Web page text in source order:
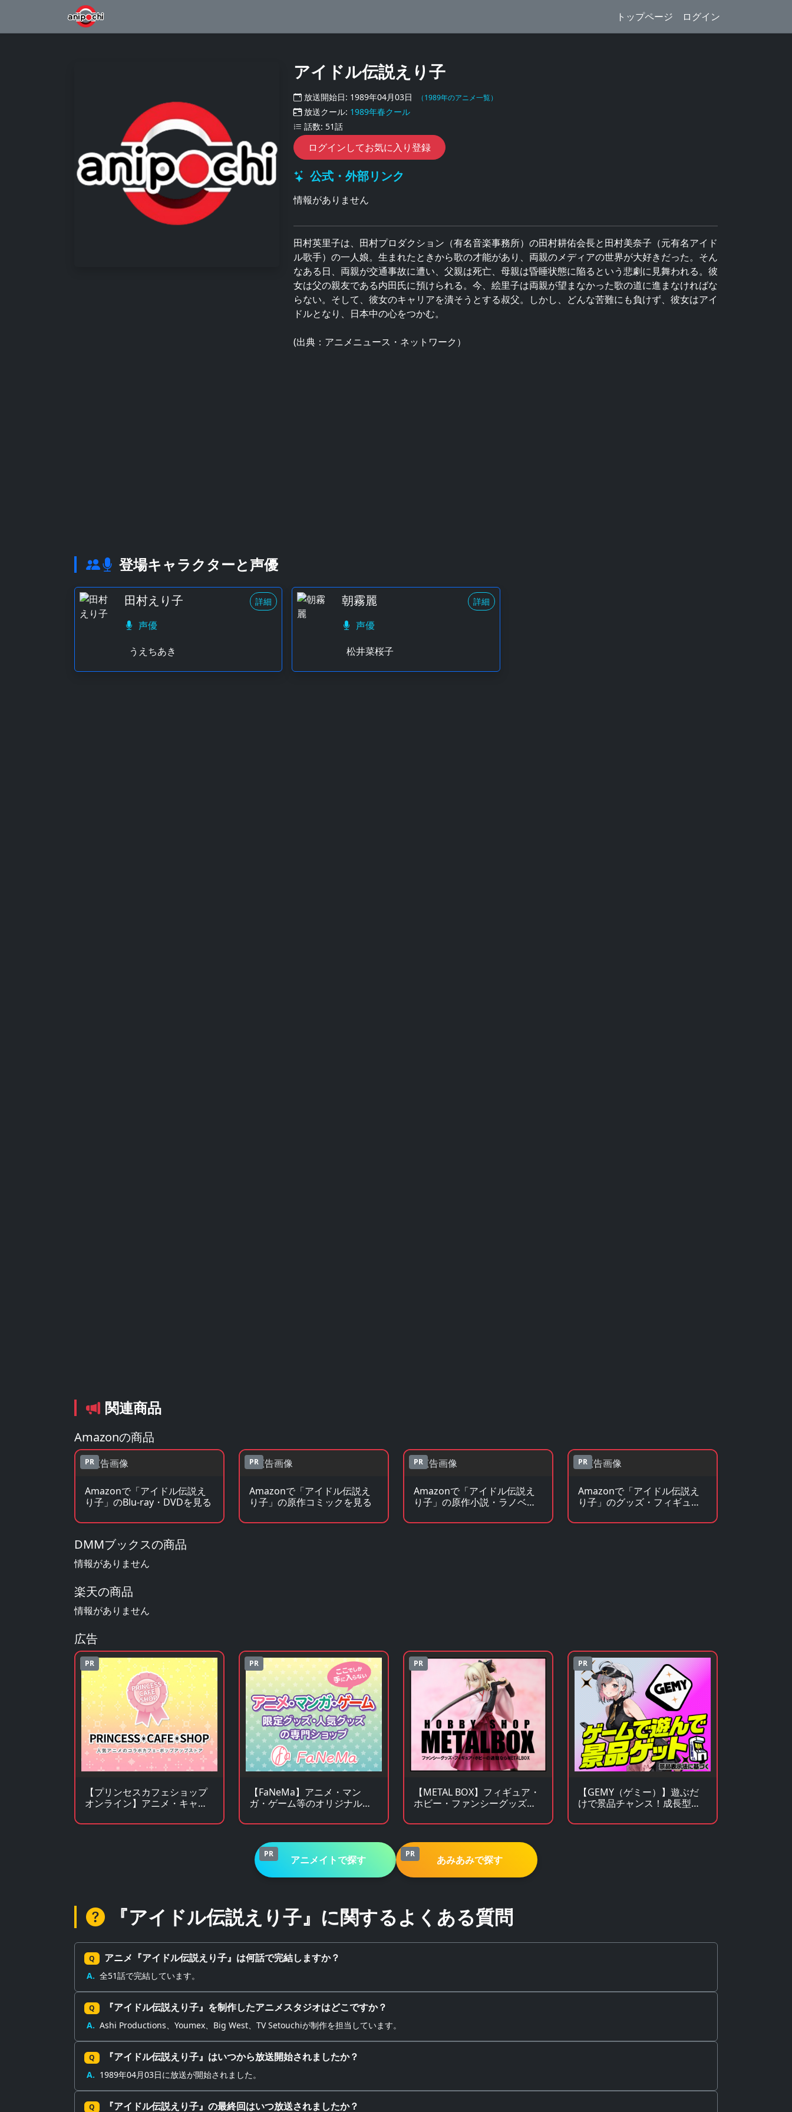
トップページ ログイン
アイドル伝説えり子
放送開始日: 1989年04月03日 （1989年のアニメ一覧）
放送クール: 1989年春クール
話数: 51話
ログインしてお気に入り登録
公式・外部リンク
情報がありません
田村英里子は、田村プロダクション（有名音楽事務所）の田村耕佑会長と田村美奈子（元有名アイド
ル歌手）の一人娘。生まれたときから歌の才能があり、両親のメディアの世界が大好きだった。そん
なある日、両親が交通事故に遭い、父親は死亡、母親は昏睡状態に陥るという悲劇に見舞われる。彼
女は父の親友である内田氏に預けられる。今、絵里子は両親が望まなかった歌の道に進まなければな
らない。そして、彼女のキャリアを潰そうとする叔父。しかし、どんな苦難にも負けず、彼女はアイ
ドルとなり、日本中の心をつかむ。
(出典：アニメニュース・ネットワーク）
登場キャラクターと声優
田村えり子 詳細
声優
うえちあき
朝霧麗 詳細
声優
松井菜桜子
関連商品
Amazonの商品
PR
Amazonで「アイドル伝説え
り子」のBlu-ray・DVDを見る
PR
Amazonで「アイドル伝説え
り子」の原作コミックを見る
PR
Amazonで「アイドル伝説え
り子」の原作小説・ラノベを
PR
Amazonで「アイドル伝説え
り子」のグッズ・フィギュア
DMMブックスの商品
情報がありません
楽天の商品
情報がありません
広告
PR
【プリンセスカフェショップ
オンライン】アニメ・キャラ
PR
【FaNeMa】アニメ・マン
ガ・ゲーム等のオリジナルグ
PR
【METAL BOX】フィギュア・
ホビー・ファンシーグッズの
PR
【GEMY（ゲミー）】遊ぶだ
けで景品チャンス！成長型ゲ
PR アニメイトで探す PR あみあみで探す
『アイドル伝説えり子』に関するよくある質問
Q アニメ『アイドル伝説えり子』は何話で完結しますか？
A. 全51話で完結しています。
Q 『アイドル伝説えり子』を制作したアニメスタジオはどこですか？
A. Ashi Productions、Youmex、Big West、TV Setouchiが制作を担当しています。
Q 『アイドル伝説えり子』はいつから放送開始されましたか？
A. 1989年04月03日に放送が開始されました。
Q 『アイドル伝説えり子』の最終回はいつ放送されましたか？